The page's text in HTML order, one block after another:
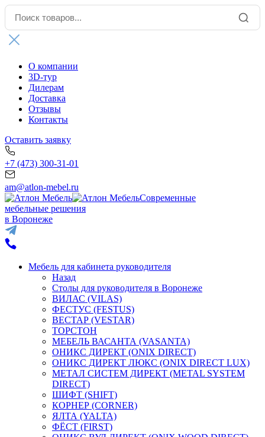
О компании
3D-тур
Дилерам
Доставка
Отзывы
Контакты
Оставить заявку
+7 (473) 300-31-01
am@atlon-mebel.ru
Современные
мебельные решения
в Воронеже
Мебель для кабинета руководителя
Назад
Столы для руководителя в Воронеже
ВИЛАС (VILAS)
ФЕСТУС (FESTUS)
ВЕСТАР (VESTAR)
ТОРСТОН
МЕБЕЛЬ ВАСАНТА (VASANTA)
ОНИКС ДИРЕКТ (ONIX DIRECT)
ОНИКС ДИРЕКТ ЛЮКС (ONIX DIRECT LUX)
МЕТАЛ СИСТЕМ ДИРЕКТ (METAL SYSTEM
DIRECT)
ШИФТ (SHIFT)
КОРНЕР (CORNER)
ЯЛТА (YALTA)
ФЁСТ (FIRST)